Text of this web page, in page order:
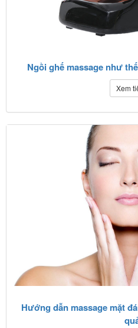
Ngồi ghế massage như
Xem
Hướng dẫn massage mặt